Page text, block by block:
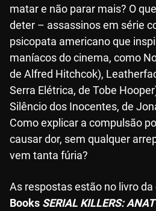
matar e não parar mais? O
deter – assassinos em série
psicopata americano que
maníacos do cinema, como
de Alfred Hitchcok),
Serra Elétrica, de Tobe
Silêncio dos Inocentes, de
Como explicar a compulsão
causar dor, sem qualquer
vem tanta fúria?
As respostas estão no livro da
Books SERIAL KILLERS: